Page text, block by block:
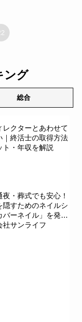
ング
総合
レクターとあわせて
｜終活士の取得方法
ト・年収を解説
夜・葬式でも安心！
隠すためのネイルシ
バーネイル」を発売
社サンライフ